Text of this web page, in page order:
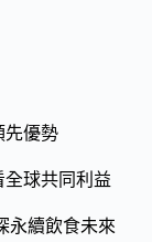
先優勢
球共同利益
永續飲食未來